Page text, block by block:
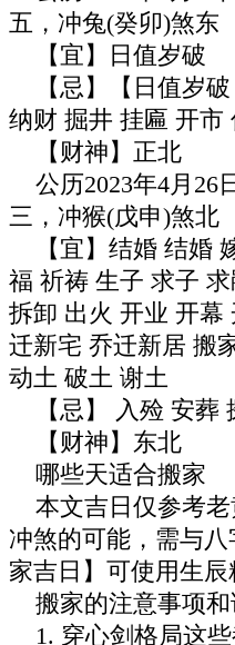
五，冲兔(癸卯)煞东
【宜】日值岁破
【忌】【日值岁破
纳财 掘井 挂匾 开市
【财神】正北
公历2023年4月26
三，冲猴(戊申)煞北
【宜】结婚 结婚
福 祈祷 生子 求子
拆卸 出火 开业 开幕
迁新宅 乔迁新居 搬
动土 破土 谢土
【忌】 入殓 安葬
【财神】东北
哪些天适合搬家
本文吉日仅参考老
冲煞的可能，需与
家吉日】可使用生辰
搬家的注意事项和
1. 穿心剑格局这些